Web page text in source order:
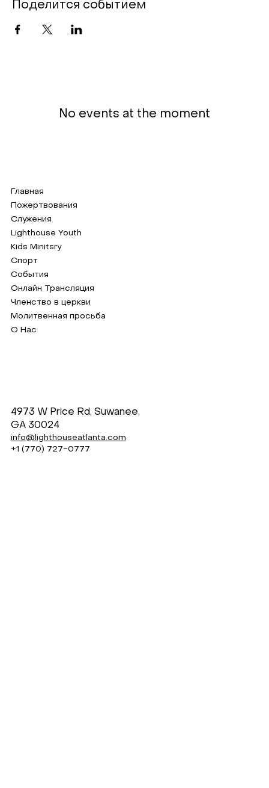
No events at the moment
Поделится событием
Главная
Пожертвования
Служения
Lighthouse Youth
Kids Minitsry
Спорт
События
Онлайн Трансляция
Членство в церкви
Молитвенная просьба
О Нас
4973 W Price Rd, Suwanee,
GA 30024
info@lighthouseatlanta.com
+1 (770) 727-0777